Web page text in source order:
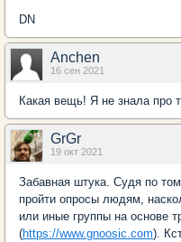
DN
Anchen
16 сен 2021
Какая вещь! Я не знала про
GrGr
19 окт 2021
Забавная штука. Судя по
пройти опросы людям,
или иные группы на основе
(https://www.gnoosic.com).